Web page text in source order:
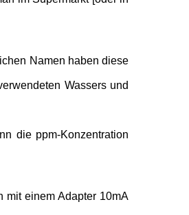
Namen haben diese
Wassers und
die ppm-Konzentration
mit einem Adapter 10mA